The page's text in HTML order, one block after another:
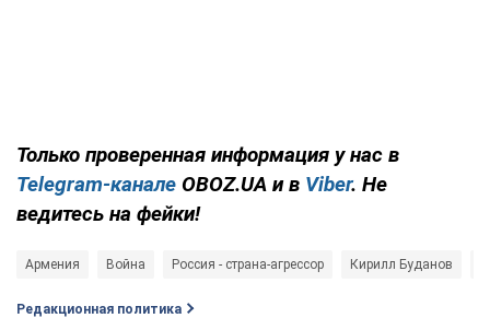
Только проверенная информация у нас в
Telegram-канале OBOZ.UA и в Viber. Не
ведитесь на фейки!
Армения Война Россия - страна-агрессор Кирилл Буданов
Редакционная политика